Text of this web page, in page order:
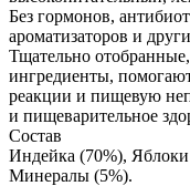
Без гормонов,
ароматизаторов и
Тщательно
ингредиенты,
реакции и пищевую
и пищеварительное
Состав
Индейка (70%),
Минералы (5%).